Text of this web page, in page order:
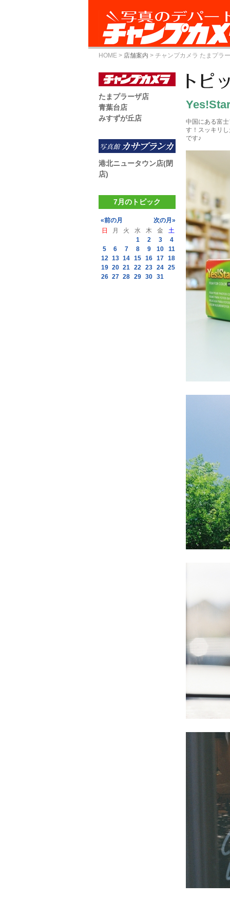
HOME > 店舗案内 > チャンプカメラ たまプラ
中国にある富
す！スッキリ
です♪
たまプラーザ店
青葉台店
みすずが丘店
港北ニュータウン店(閉
店)
7月のトピック
«前の月
次の月»
日
月 火 水 木 金
土
1
2 3
4
5
6 7 8 9 10
11
12 13 14 15 16 17 18
19 20 21 22 23 24 25
26 27 28 29 30 31